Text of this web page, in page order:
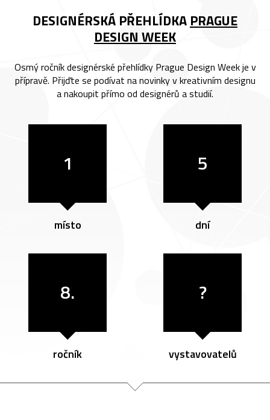
DESIGNÉRSKÁ PŘEHLÍDKA PRAGUE
DESIGN WEEK
Osmý ročník designérské přehlídky Prague Design Week je v
přípravě. Přijďte se podívat na novinky v kreativním designu
a nakoupit přímo od designérů a studií.
1
místo
5
dní
8.
ročník
?
vystavovatelů